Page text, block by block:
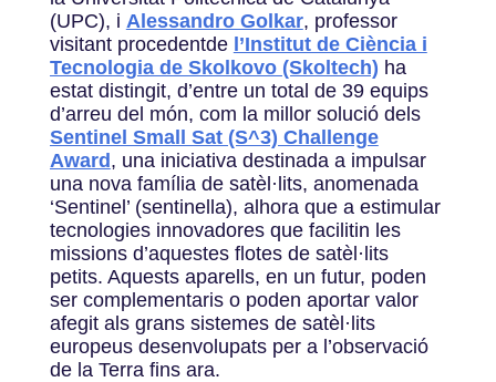
(UPC), i Alessandro Golkar, professor
visitant procedentde l’Institut de Ciència i
Tecnologia de Skolkovo (Skoltech) ha
estat distingit, d’entre un total de 39 equips
d’arreu del món, com la millor solució dels
Sentinel Small Sat (S^3) Challenge
Award , una iniciativa destinada a impulsar
una nova família de satèl·lits, anomenada
‘Sentinel’ (sentinella), alhora que a estimular
tecnologies innovadores que facilitin les
missions d’aquestes flotes de satèl·lits
petits. Aquests aparells, en un futur, poden
ser complementaris o poden aportar valor
afegit als grans sistemes de satèl·lits
europeus desenvolupats per a l’observació
de la Terra fins ara.